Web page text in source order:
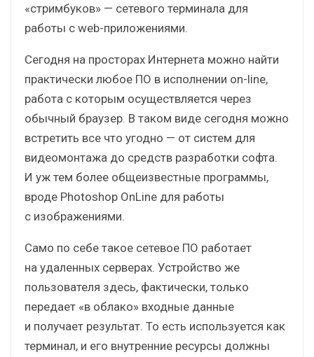
«стримбуков» — сетевого терминала для
работы с web-приложениями.
Сегодня на просторах Интернета можно найти
практически любое ПО в исполнении on-line,
работа с которым осуществляется через
обычный браузер. В таком виде сегодня можно
встретить все что угодно — от систем для
видеомонтажа до средств разработки софта.
И уж тем более общеизвестные программы,
вроде Photoshop OnLine для работы
с изображениями.
Само по себе такое сетевое ПО работает
на удаленных серверах. Устройство же
пользователя здесь, фактически, только
передает «в облако» входные данные
и получает результат. То есть используется как
терминал, и его внутренние ресурсы должны